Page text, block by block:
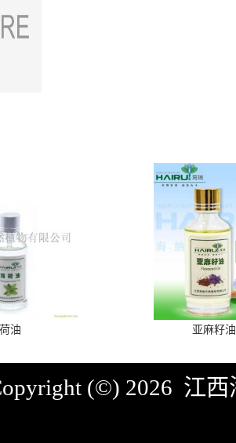
油 亚麻籽
(©) 2026 江西